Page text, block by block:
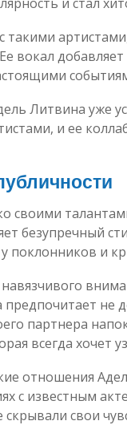
вокал
Литвина уже
и ее
своими
безупречный
поклонников и
не
партнера
всегда хочет
отношения
с известным
свои